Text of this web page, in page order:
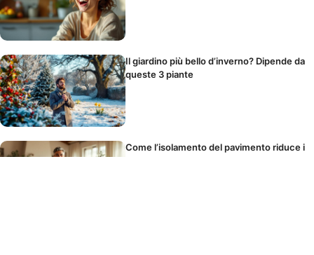
Il giardino più bello d’inverno? Dipende da
queste 3 piante
Come l’isolamento del pavimento riduce i